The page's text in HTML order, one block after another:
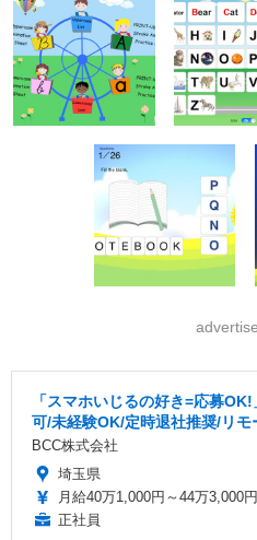
「スマホいじるの好き=応募
可/未経験OK/定時退社推奨/リモ
BCC株式会社
埼玉県
月給40万1,000円～44万3,000円
正社員